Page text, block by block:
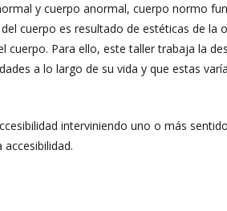
y cuerpo anormal, cuerpo normo
cuerpo es resultado de estéticas de la
Para ello, este taller trabaja la
a lo largo de su vida y que estas
interviniendo uno o más